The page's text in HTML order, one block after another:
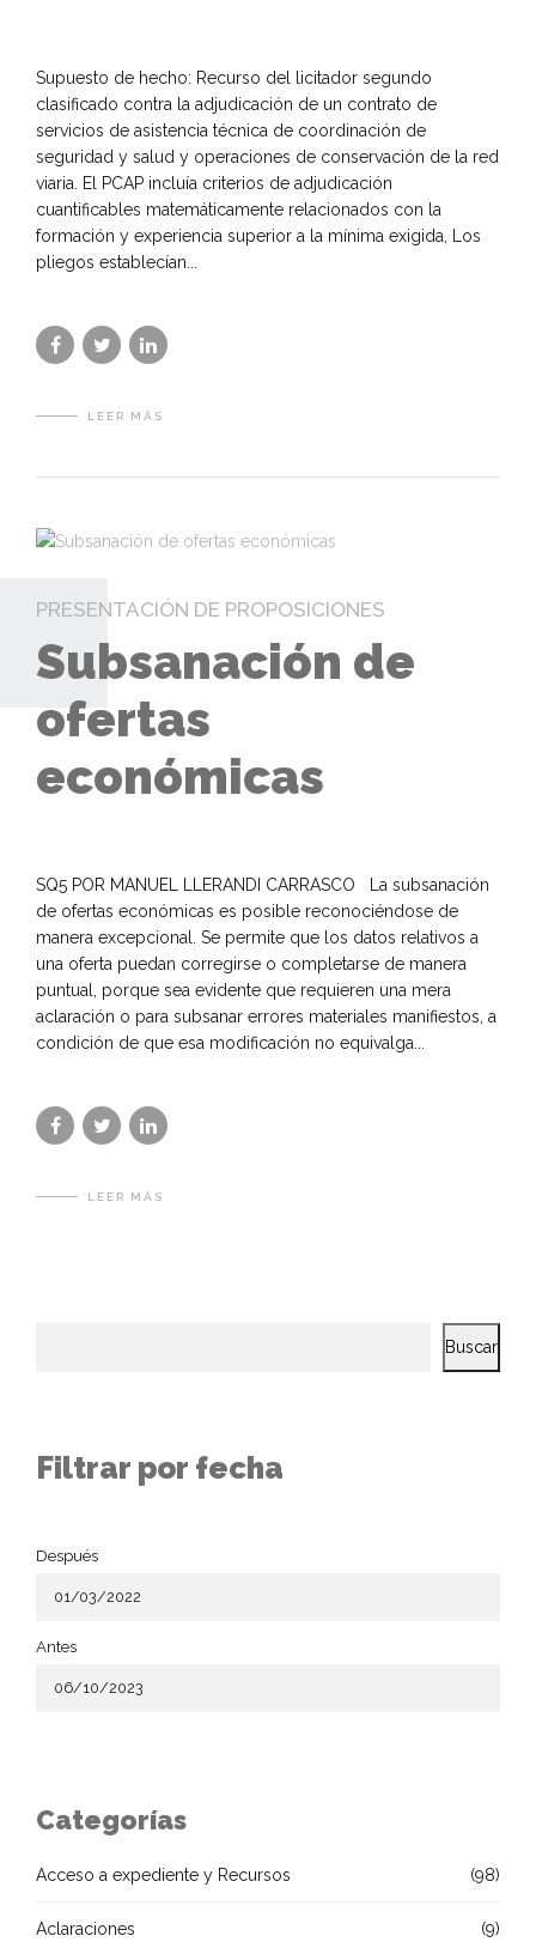
Supuesto de hecho: Recurso del licitador segundo
clasificado contra la adjudicación de un contrato de
servicios de asistencia técnica de coordinación de
seguridad y salud y operaciones de conservación de la red
viaria. El PCAP incluía criterios de adjudicación
cuantificables matemáticamente relacionados con la
formación y experiencia superior a la mínima exigida, Los
pliegos establecían...
LEER MÁS
PRESENTACIÓN DE PROPOSICIONES
Subsanación de
ofertas
económicas
SQ5 POR MANUEL LLERANDI CARRASCO La subsanación
de ofertas económicas es posible reconociéndose de
manera excepcional. Se permite que los datos relativos a
una oferta puedan corregirse o completarse de manera
puntual, porque sea evidente que requieren una mera
aclaración o para subsanar errores materiales manifiestos, a
condición de que esa modificación no equivalga...
LEER MÁS
Buscar
Filtrar por fecha
Después
Antes
Categorías
Acceso a expediente y Recursos (98)
Aclaraciones (9)